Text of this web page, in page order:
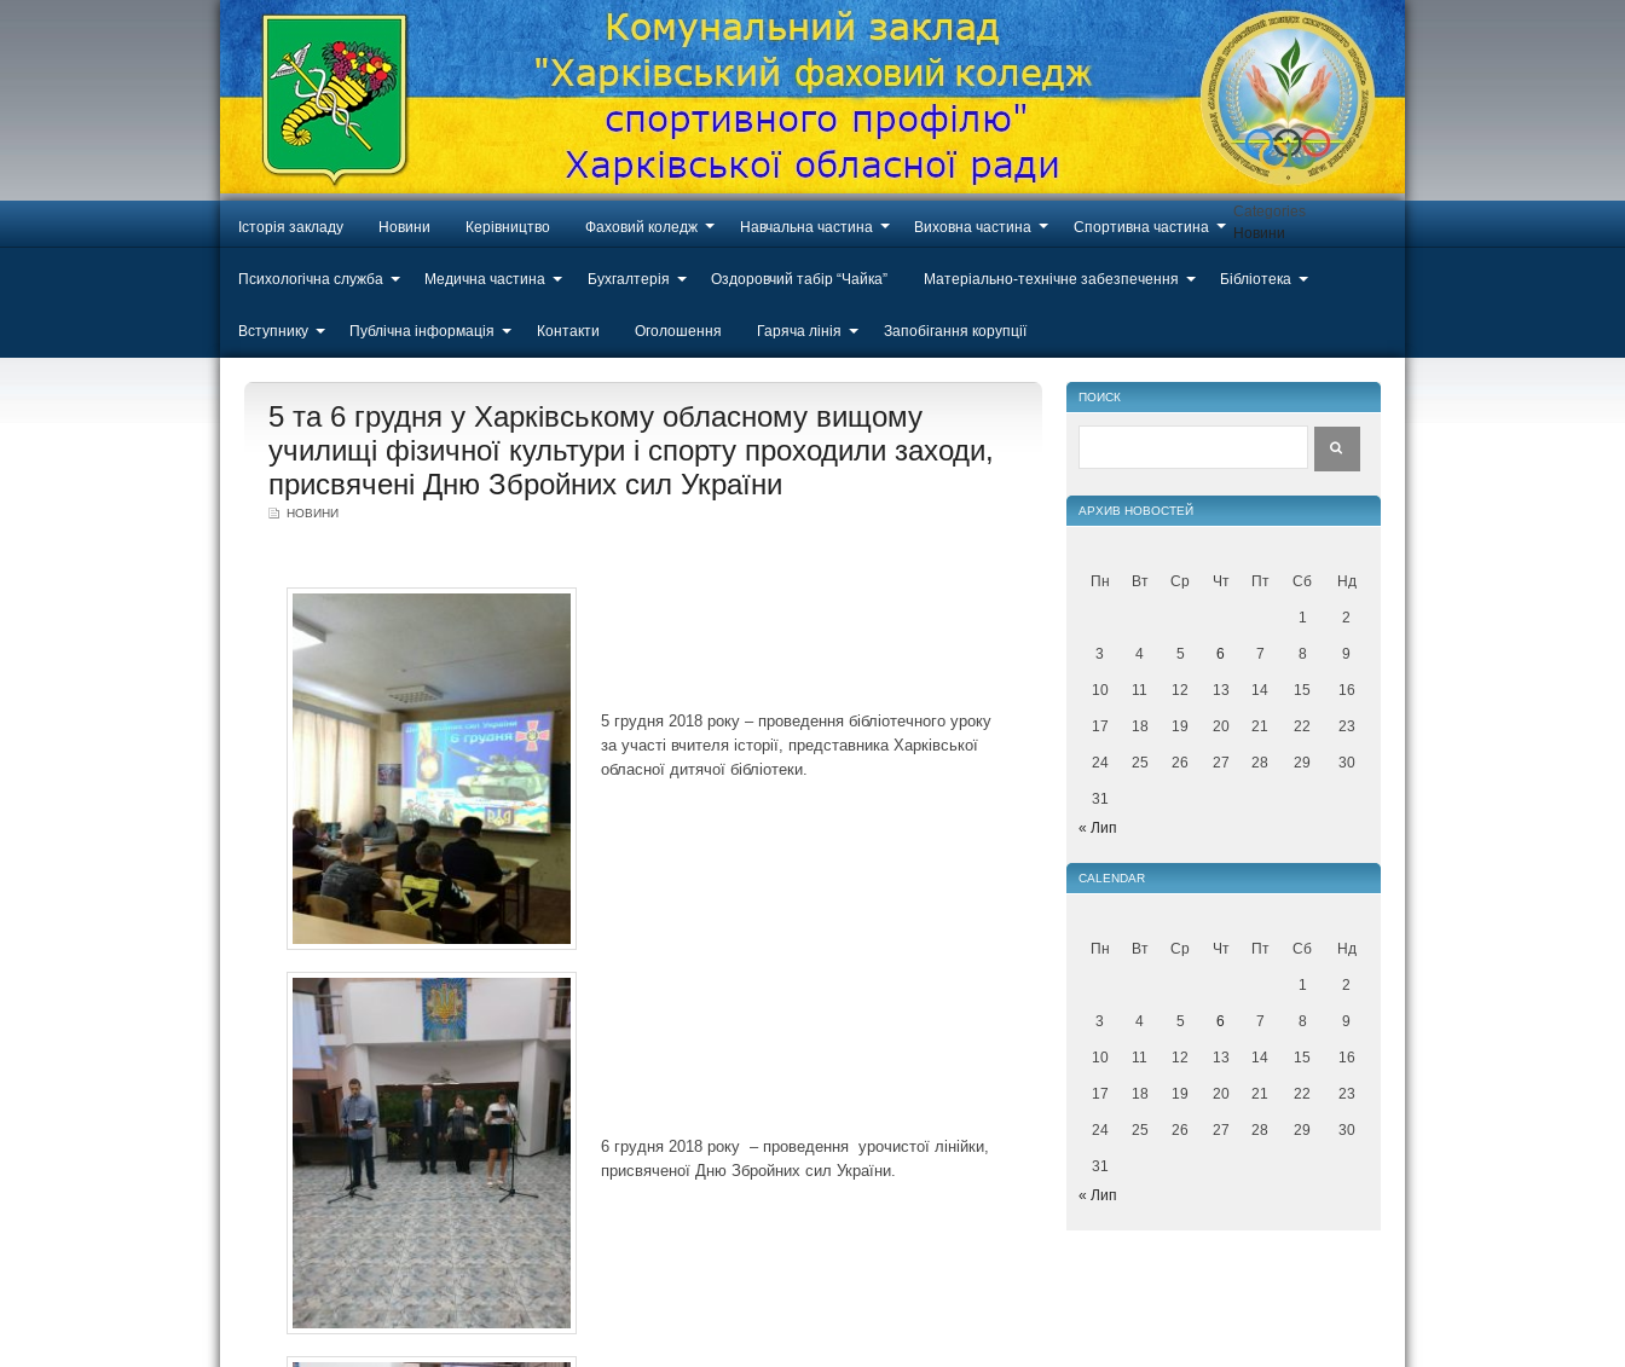
Історія закладу Новини Керівництво Фаховий коледж Навчальна частина Виховна частина Спортивна частина
Психологічна служба Медична частина Бухгалтерія Оздоровчий табір “Чайка” Матеріально-технічне забезпечення Бібліотека
Вступнику Публічна інформація Контакти Оголошення Гаряча лінія Запобігання корупції
Categories
Новини
20
5 та 6 грудня у Харківському обласному вищому
училищі фізичної культури і спорту проходили заходи,
присвячені Дню Збройних сил України
НОВИНИ
5 грудня 2018 року – проведення бібліотечного уроку
за участі вчителя історії, представника Харківської
обласної дитячої бібліотеки.
6 грудня 2018 року – проведення урочистої лінійки,
присвяченої Дню Збройних сил України.
ПОИСК
АРХИВ НОВОСТЕЙ
Пн Вт Ср Чт Пт Сб Нд
1 2
3 4 5 6 7 8 9
10 11 12 13 14 15 16
17 18 19 20 21 22 23
24 25 26 27 28 29 30
31
« Лип
CALENDAR
Пн Вт Ср Чт Пт Сб Нд
1 2
3 4 5 6 7 8 9
10 11 12 13 14 15 16
17 18 19 20 21 22 23
24 25 26 27 28 29 30
31
« Лип